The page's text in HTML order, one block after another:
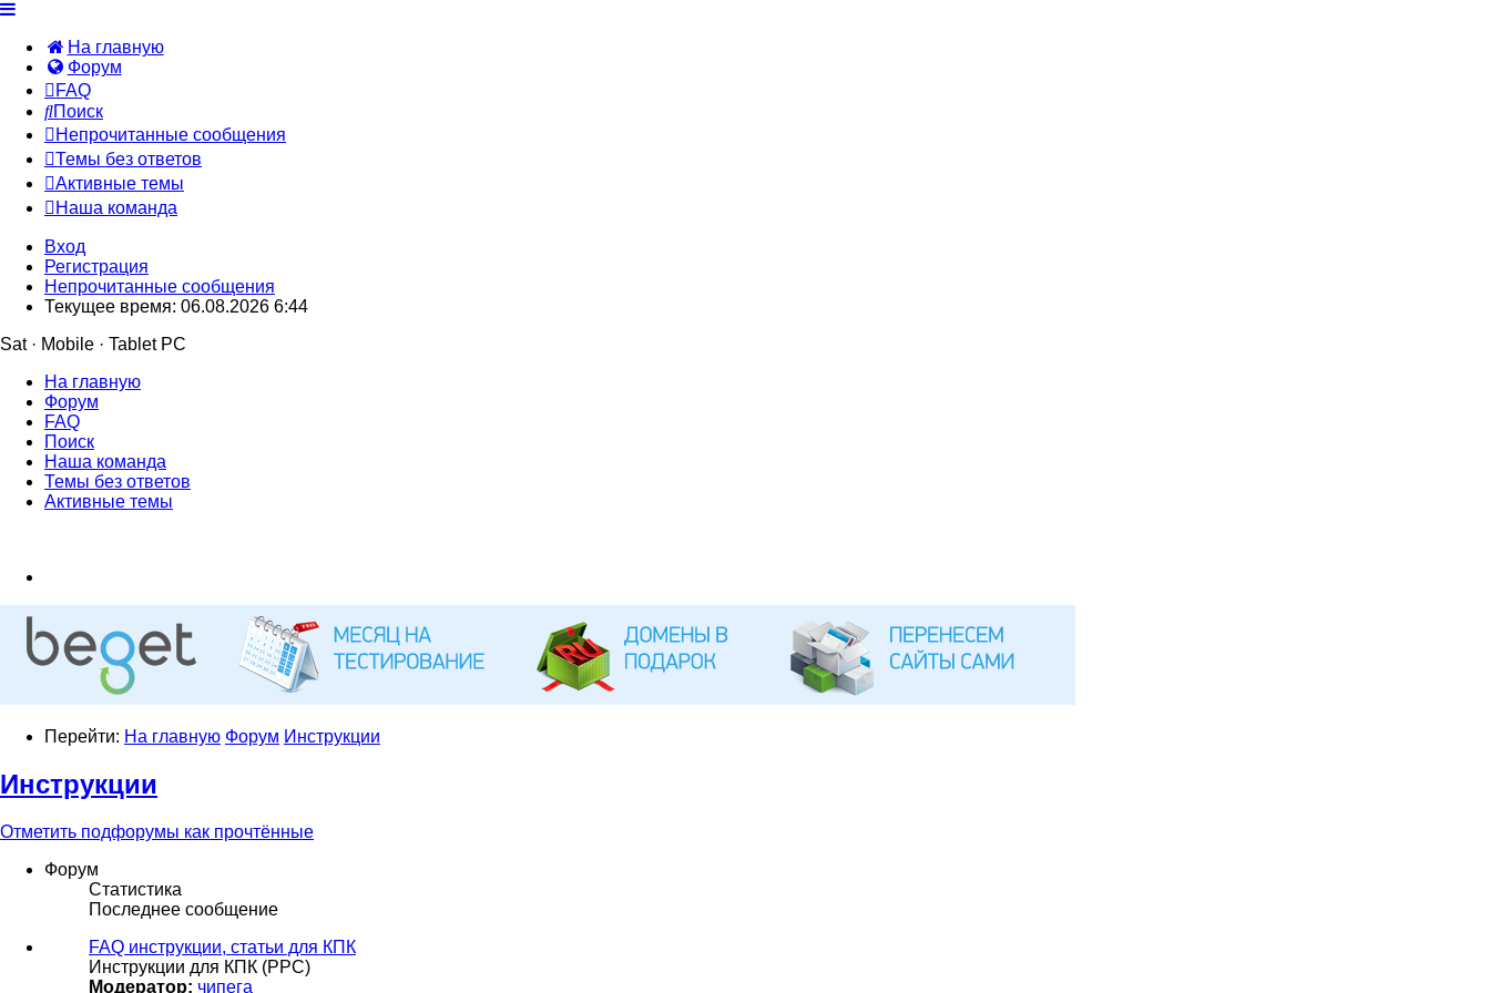
На главную
Форум
FAQ
Поиск
Непрочитанные сообщения
Темы без ответов
Активные темы
Наша команда
Вход
Регистрация
Непрочитанные сообщения
Текущее время: 06.08.2026 6:44
Sat · Mobile · Tablet PC
На главную
Форум
FAQ
Поиск
Наша команда
Темы без ответов
Активные темы
Перейти: На главную Форум Инструкции
Инструкции
Отметить подфорумы как прочтённые
Форум
Статистика
Последнее сообщение
FAQ инструкции, статьи для КПК
Инструкции для КПК (PPC)
Модератор: чипега